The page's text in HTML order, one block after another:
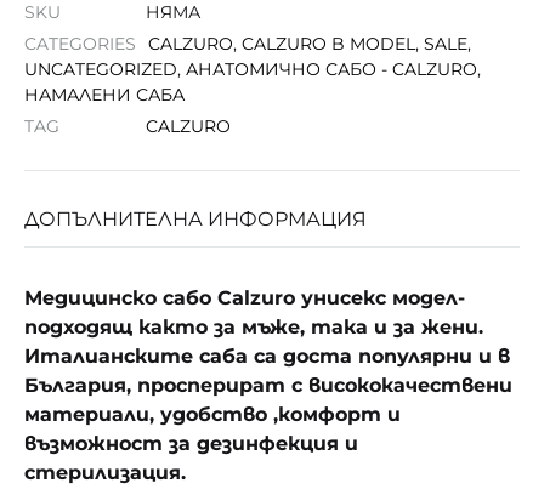
SKU
НЯМА
CATEGORIES
CALZURO, CALZURO B MODEL, SALE,
UNCATEGORIZED, АНАТОМИЧНО САБО - CALZURO,
НАМАЛЕНИ САБА
TAG
CALZURO
ДОПЪЛНИТЕЛНА ИНФОРМАЦИЯ
Медицинско сабо Calzuro унисекс модел-
подходящ както за мъже, така и за жени.
Италианските саба са доста популярни и в
България, просперират с висококачествени
материали, удобство ,комфорт и
възможност за дезинфекция и
стерилизация.